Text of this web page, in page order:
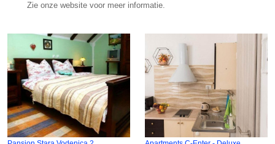
Zie onze website voor meer informatie.